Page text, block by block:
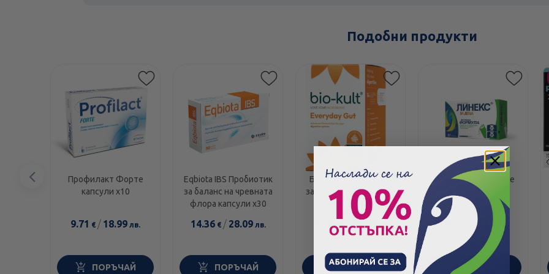
Подобни продукти
Профилакт Форте
капсули х10
9.71 € / 18.99 лв.
ПОРЪЧАЙ
Eqbiota IBS Пробиотик
за баланс на чревната
флора капсули х30
14.36€ / 28.09лв.
ПОРЪЧАЙ
Био-култ порбиотик
за храносмителната и
имунната система
капсули х 120
40.49€ / 79.19 лв.
ПОРЪЧАЙ
Линекс за деца саше
х10
7.46 14.59 лв.
ПОРЪЧАЙ
Предишен
елемент